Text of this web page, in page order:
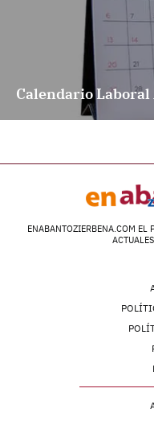
Calendario
ENABANTOZIERBENA.COM EL